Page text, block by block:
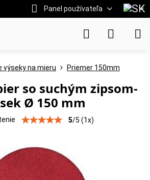
Panel používateľa
výseky na mieru Priemer 150mm
so suchým zipsom-
Ø 150 mm
5/5 (1x)